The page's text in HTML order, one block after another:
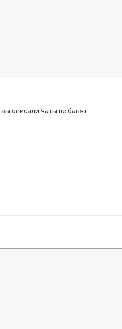
описали чаты не банят.